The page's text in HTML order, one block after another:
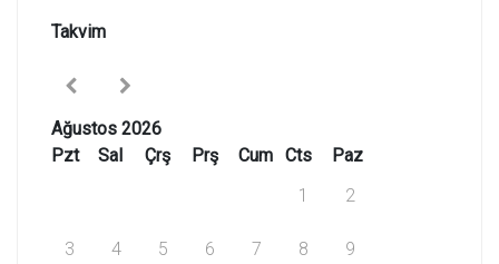
Takvim
Ağustos 2026
Pzt
Sal Çrş Prş Cum Cts
Paz
1
2
3 4 5 6 7 8 9